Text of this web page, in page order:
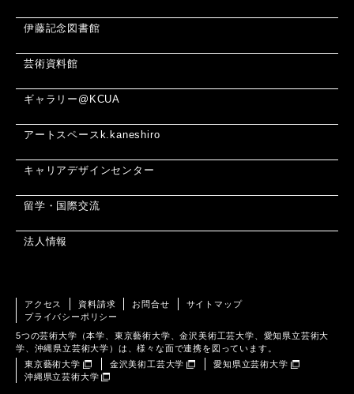
伊藤記念図書館
芸術資料館
ギャラリー@KCUA
アートスペースk.kaneshiro
キャリアデザインセンター
留学・国際交流
法人情報
アクセス 資料請求 お問合せ
サイトマップ
プライバシーポリシー
5つの芸術大学（本学、東京藝術大学、金沢美術工芸大学、愛知県立芸術大
学、沖縄県立芸術大学）は、様々な面で連携を図っています。
東京藝術大学
金沢美術工芸大学
愛知県立芸術大学
沖縄県立芸術大学